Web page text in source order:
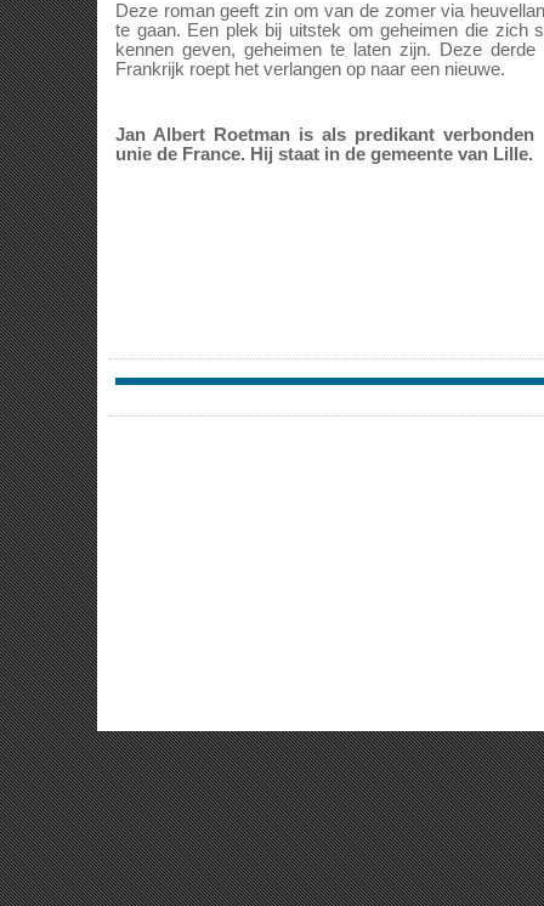
Deze roman geeft zin om van de zomer via
te gaan. Een plek bij uitstek om geheimen die zich
kennen geven, geheimen te laten zijn. Deze
Frankrijk roept het verlangen op naar een nieuwe.
Jan Albert Roetman is als predikant
unie de France. Hij staat in de gemeente van Lille.